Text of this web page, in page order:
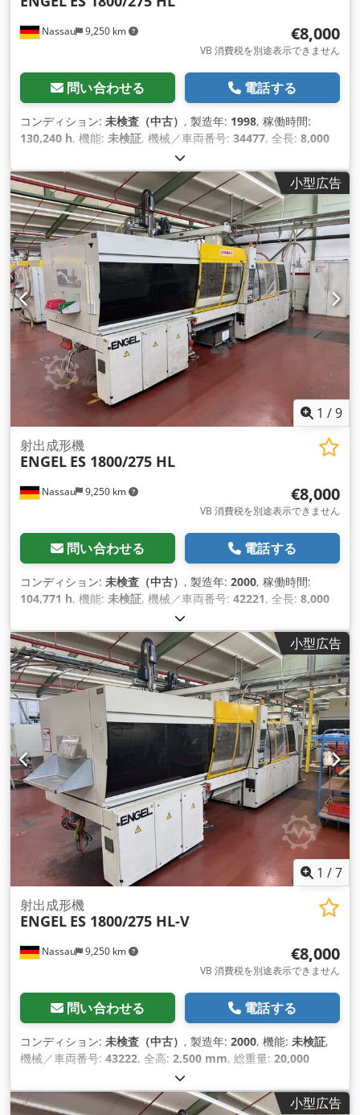
Nassau 9,250 km €8,000
VB 消費税を別途表示できません
問い合わせる 電話する
コンディション: 未検査（中古） , 製造年: 1998, 稼働時間:
130,240 h, 機能: 未検証, 機械／車両番号: 34477, 全長: 8,000
2,500 mm
kg（キログラム）,
小型広告
1 /9
Nassau 9,250 km
射出成形機
ENGEL ES 1800/275 HL
€8,000
VB 消費税を別途表示できません
問い合わせる 電話する
コンディション: 未検査（中古） , 製造年: 2000, 稼働時間:
104,771 h, 機能: 未検証, 機械／車両番号: 42221, 全長: 8,000
2,500 mm
kg（キログラム）,
小型広告
1 /7
Nassau 9,250 km
射出成形機
ENGEL ES 1800/275 HL-V
€8,000
VB 消費税を別途表示できません
問い合わせる 電話する
コンディション: 未検査（中古） , 製造年: 2000, 機能: 未検証,
機械／車両番号: 43222, 全高: 2,500 mm, 総重量: 20,000
小型広告